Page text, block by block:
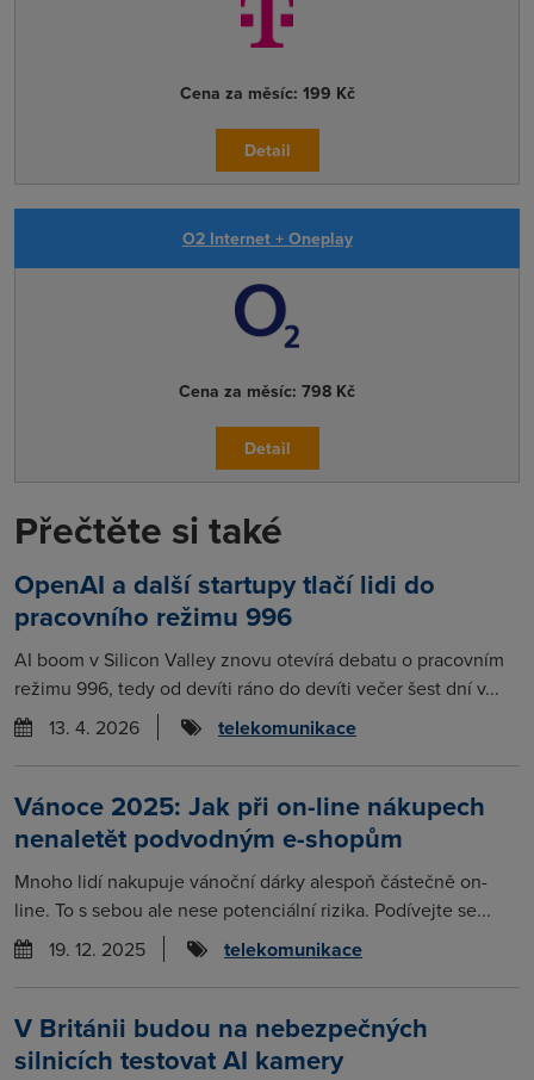
Cena za měsíc: 199 Kč
Detail
O2 Internet + Oneplay
Cena za měsíc: 798 Kč
Detail
Přečtěte si také
OpenAI a další startupy tlačí lidi do
pracovního režimu 996
AI boom v Silicon Valley znovu otevírá debatu o pracovním
režimu 996, tedy od devíti ráno do devíti večer šest dní v...
13. 4. 2026
telekomunikace
Vánoce 2025: Jak při on-line nákupech
nenaletět podvodným e-shopům
Mnoho lidí nakupuje vánoční dárky alespoň částečně on-
line. To s sebou ale nese potenciální rizika. Podívejte se...
19. 12. 2025
telekomunikace
V Británii budou na nebezpečných
silnicích testovat AI kamery